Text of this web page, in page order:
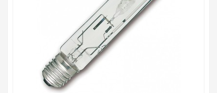
посоветовать, рассказать подробно о товарах из
нашего ассортимента.
Свяжитесь с нами любым способом, который для вас
наиболее удобен. С удовольствием ответим на все